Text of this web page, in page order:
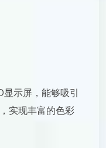
示屏，能够吸引
实现丰富的色彩